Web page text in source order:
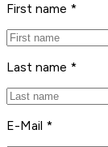
First name *
Last name *
E-Mail *